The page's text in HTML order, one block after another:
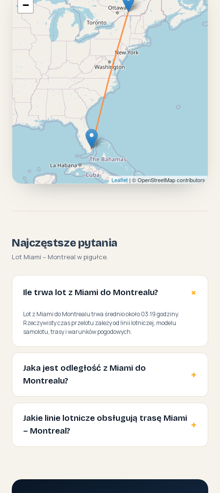
−
Leaflet | © OpenStreetMap contributors
Najczęstsze pytania
Lot Miami – Montreal w pigułce.
Ile trwa lot z Miami do Montrealu?
Lot z Miami do Montrealu trwa średnio około 03:19 godziny.
Rzeczywisty czas przelotu zależy od linii lotniczej, modelu
samolotu, trasy i warunków pogodowych.
Jaka jest odległość z Miami do
Montrealu?
Jakie linie lotnicze obsługują trasę Miami
– Montreal?